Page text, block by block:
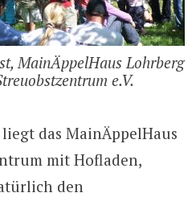
MainÄppelHaus Lohrberg
e.V.
das MainÄppelHaus
mit Hofladen,
den